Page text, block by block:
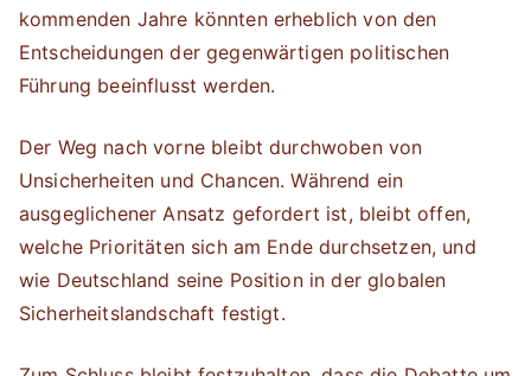
kommenden Jahre könnten erheblich von den
Entscheidungen der gegenwärtigen politischen
Führung beeinflusst werden.
Der Weg nach vorne bleibt durchwoben von
Unsicherheiten und Chancen. Während ein
ausgeglichener Ansatz gefordert ist, bleibt offen,
welche Prioritäten sich am Ende durchsetzen, und
wie Deutschland seine Position in der globalen
Sicherheitslandschaft festigt.